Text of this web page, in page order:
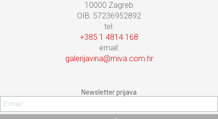
10000 Zagreb
OIB: 57236952892
tel:
+385 1 4814 168
email:
galerijavina@miva.com.hr
Newsletter prijava